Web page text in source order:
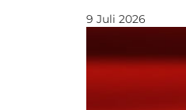
9 Juli 2026